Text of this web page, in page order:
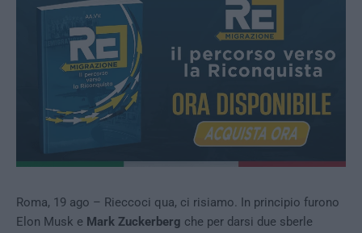
Roma, 19 ago – Rieccoci qua, ci risiamo. In principio furono
Elon Musk e Mark Zuckerberg che per darsi due sberle